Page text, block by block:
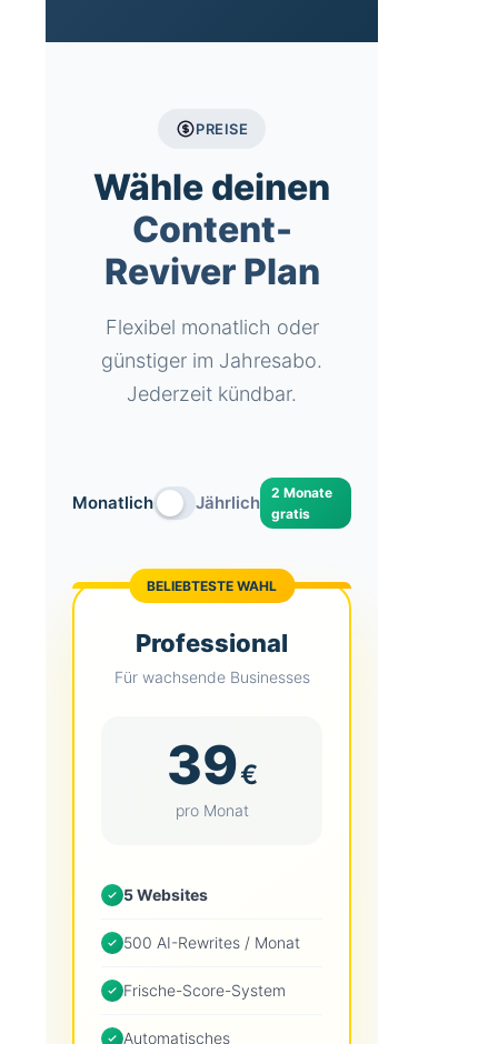
PREISE
Wähle deinen
Content-
Reviver Plan
Flexibel monatlich oder
günstiger im Jahresabo.
Jederzeit kündbar.
Monatlich Jährlich
2 Monate
gratis
BELIEBTESTE WAHL
Professional
Für wachsende Businesses
39€
pro Monat
5 Websites
500 AI-Rewrites / Monat
Frische-Score-System
Automatisches